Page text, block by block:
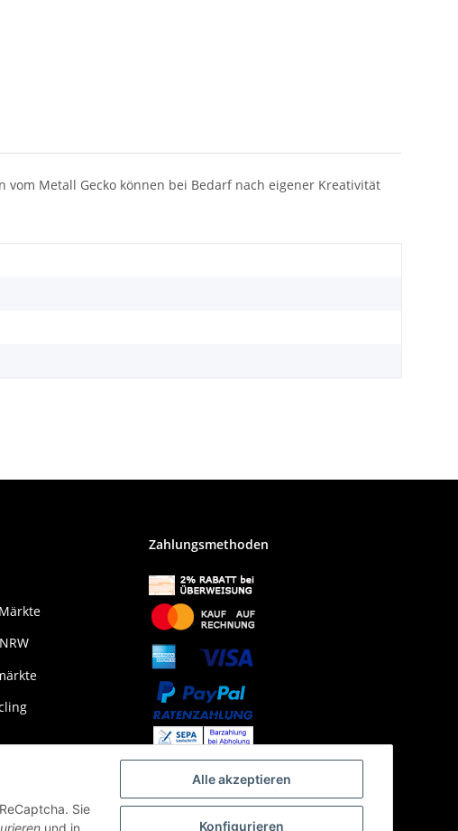
Alle akzeptieren
Konfigurieren
Sie
vom Metall Gecko können bei Bedarf nach eigener Kreativität
Zahlungsmethoden